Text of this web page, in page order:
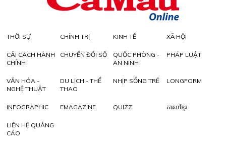
THỜI SỰ CHÍNH TRỊ KINH TẾ XÃ HỘI
CẢI CÁCH HÀNH
CHÍNH
CHUYỂN ĐỔI SỐ
QUỐC PHÒNG -
AN NINH
PHÁP LUẬT
VĂN HÓA -
NGHỆ THUẬT
DU LỊCH - THỂ
THAO
NHỊP SỐNG TRẺ LONGFORM
INFOGRAPHIC EMAGAZINE QUIZZ ភាសាខ្មែរ
LIÊN HỆ QUẢNG
CÁO